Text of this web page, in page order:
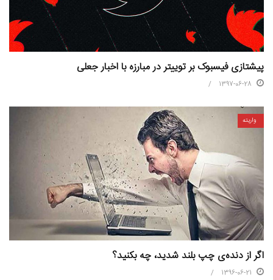
پیشتازی فیسبوک بر توییتر در مبارزه با اخبار جعلی
1397-06-28
واریته
اگر از دنده‌ی چپ بلند شدید، چه بکنید؟
1396-06-21